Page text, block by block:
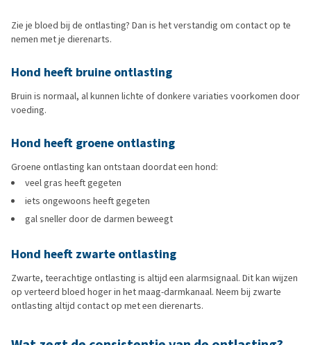
Zie je bloed bij de ontlasting? Dan is het verstandig om contact op te
nemen met je dierenarts.
Hond heeft bruine ontlasting
Bruin is normaal, al kunnen lichte of donkere variaties voorkomen door
voeding.
Hond heeft groene ontlasting
Groene ontlasting kan ontstaan doordat een hond:
veel gras heeft gegeten
iets ongewoons heeft gegeten
gal sneller door de darmen beweegt
Hond heeft zwarte ontlasting
Zwarte, teerachtige ontlasting is altijd een alarmsignaal. Dit kan wijzen
op verteerd bloed hoger in het maag-darmkanaal. Neem bij zwarte
ontlasting altijd contact op met een dierenarts.